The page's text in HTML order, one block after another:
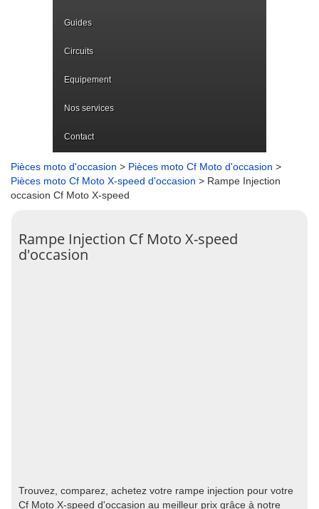
Guides
Circuits
Equipement
Nos services
Contact
Pièces moto d'occasion > Pièces moto Cf Moto d'occasion >
Pièces moto Cf Moto X-speed d'occasion > Rampe Injection
occasion Cf Moto X-speed
Rampe Injection Cf Moto X-speed
d'occasion
Trouvez, comparez, achetez votre rampe injection pour votre
Cf Moto X-speed d'occasion au meilleur prix grâce à notre